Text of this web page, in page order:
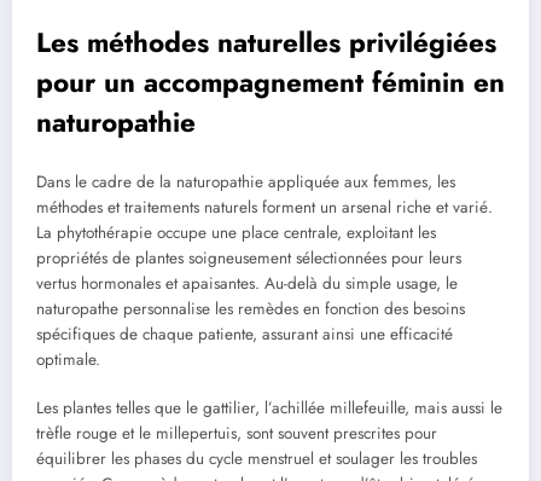
Les méthodes naturelles privilégiées
pour un accompagnement féminin en
naturopathie
Dans le cadre de la naturopathie appliquée aux femmes, les
méthodes et traitements naturels forment un arsenal riche et varié.
La phytothérapie occupe une place centrale, exploitant les
propriétés de plantes soigneusement sélectionnées pour leurs
vertus hormonales et apaisantes. Au-delà du simple usage, le
naturopathe personnalise les remèdes en fonction des besoins
spécifiques de chaque patiente, assurant ainsi une efficacité
optimale.
Les plantes telles que le gattilier, l’achillée millefeuille, mais aussi le
trèfle rouge et le millepertuis, sont souvent prescrites pour
équilibrer les phases du cycle menstruel et soulager les troubles